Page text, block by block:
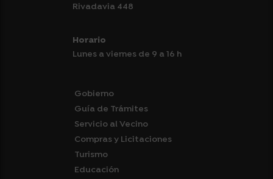
Rivadavia 448
Horario
Lunes a viernes de 9 a 16 h
Gobierno
Guía de Trámites
Servicio al Vecino
Compras y Licitaciones
Turismo
Educación